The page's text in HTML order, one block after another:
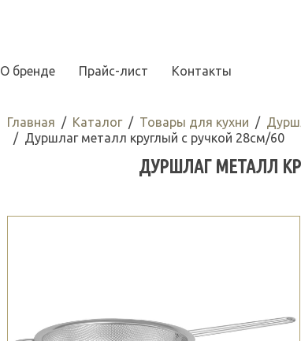
О бренде Прайс-лист Контакты
Главная Каталог Товары для кухни
Дуршлаг металл круглый с ручкой 28см/60
ДУРШЛАГ МЕТАЛЛ